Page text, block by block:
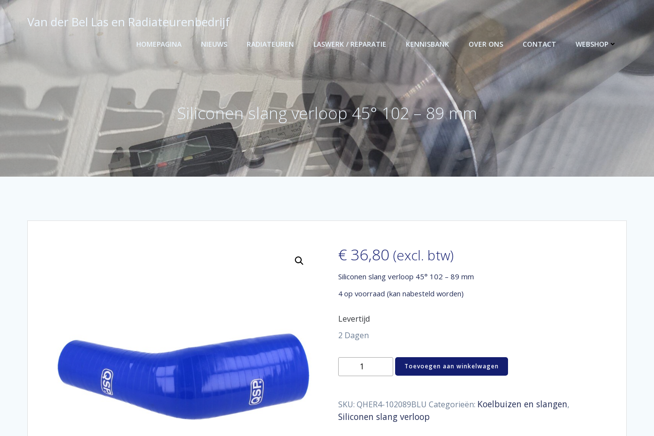
Ga
naar
inhoud
Van der Bel Las en Radiateurenbedrijf
HOMEPAGINA NIEUWS RADIATEUREN LASWERK / REPARATIE KENNISBANK OVER ONS CONTACT WEBSHOP
Siliconen slang verloop 45° 102 – 89 mm
€36,80 (excl. btw)
Siliconen slang verloop 45° 102 – 89 mm
4 op voorraad (kan nabesteld worden)
Levertijd
2 Dagen
Siliconen
102
-
89
Toevoegen aan winkelwagen
SKU: QHER4-102089BLU Categorieën: Koelbuizen en slangen,
Siliconen slang verloop